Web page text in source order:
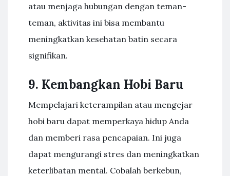
atau menjaga hubungan dengan teman-
teman, aktivitas ini bisa membantu
meningkatkan kesehatan batin secara
signifikan.
9. Kembangkan Hobi Baru
Mempelajari keterampilan atau mengejar
hobi baru dapat memperkaya hidup Anda
dan memberi rasa pencapaian. Ini juga
dapat mengurangi stres dan meningkatkan
keterlibatan mental. Cobalah berkebun,